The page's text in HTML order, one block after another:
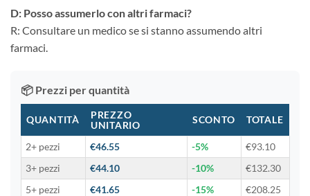
D: Posso assumerlo con altri farmaci?
R: Consultare un medico se si stanno assumendo altri
farmaci.
📦 Prezzi per quantità
QUANTITÀ
PREZZO
UNITARIO
SCONTO TOTALE
2+ pezzi €46.55 -5%
€93.10
3+ pezzi
€44.10 -10%
€132.30
5+ pezzi
€41.65 -15%
€208.25